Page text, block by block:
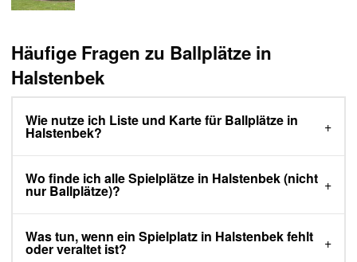
Häufige Fragen zu Ballplätze in
Halstenbek
Wie nutze ich Liste und Karte für Ballplätze in
Halstenbek?
Wo finde ich alle Spielplätze in Halstenbek (nicht
nur Ballplätze)?
Was tun, wenn ein Spielplatz in Halstenbek fehlt
oder veraltet ist?